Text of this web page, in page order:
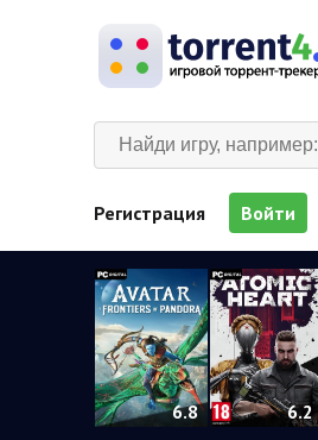
Регистрация Войти
6.8 6.2